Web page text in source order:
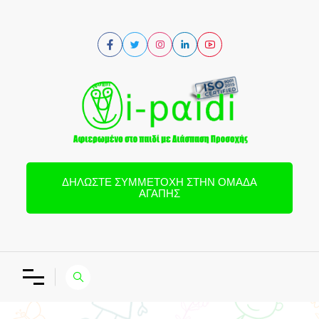
ΔΗΛΏΣΤΕ ΣΥΜΜΕΤΟΧΉ ΣΤΗΝ ΟΜΆΔΑ
ΑΓΆΠΗΣ